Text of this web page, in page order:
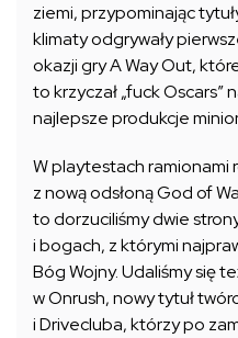
ziemi, przypominając
klimaty odgrywały
okazji gry A Way Out,
to krzyczał „fuck Oscars”
najlepsze produkcje
W playtestach ramionami
z nową odsłoną God of
to dorzuciliśmy dwie
i bogach, z którymi
Bóg Wojny. Udaliśmy się
w Onrush, nowy tytuł
i Drivecluba, którzy po